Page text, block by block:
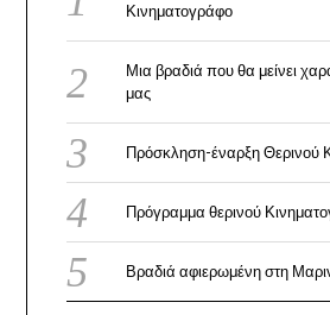
Κινηματογράφο
Μια βραδιά που θα μείνει
μας
Πρόσκληση-έναρξη Θερινού
Πρόγραμμα θερινού
Βραδιά αφιερωμένη στη